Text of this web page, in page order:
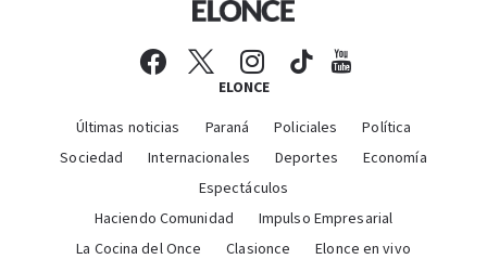
ELONCE
Últimas noticias Paraná Policiales
Política
Sociedad
Internacionales Deportes
Economía
Espectáculos
Haciendo Comunidad
Impulso Empresarial
La Cocina del Once
Clasionce
Elonce en vivo